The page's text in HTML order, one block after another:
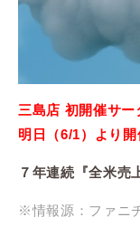
三島店 初開催サ
明日（6/1）より開
７年連続『全米
※情報源：ファニ